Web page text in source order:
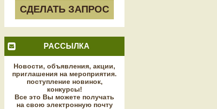
СДЕЛАТЬ ЗАПРОС
РАССЫЛКА
Новости, объявления, акции,
приглашения на мероприятия.
поступление новинок,
конкурсы!
Все это Вы можете получать
на свою электронную почту